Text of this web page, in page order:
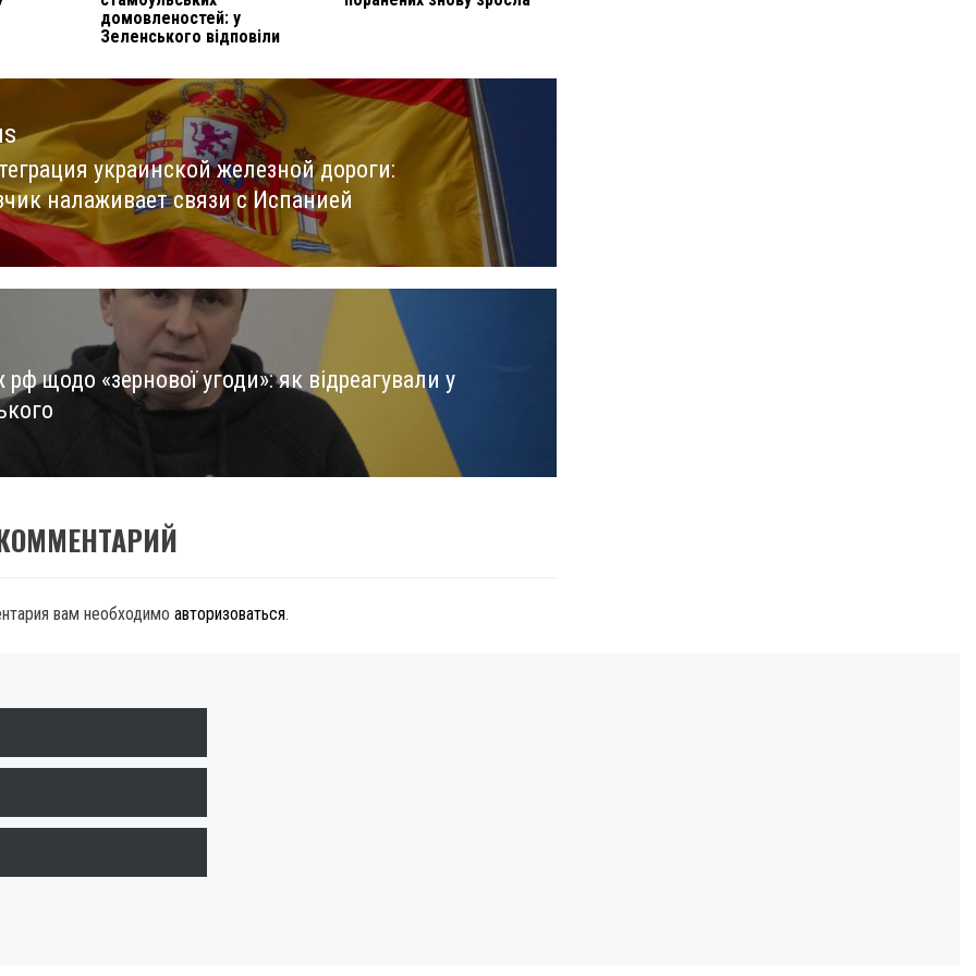
домовленостей: у
Зеленського відповіли
украинской железной дороги:
налаживает связи с Испанией
щодо «зернової угоди»: як відреагували у
вам необходимо авторизоваться.